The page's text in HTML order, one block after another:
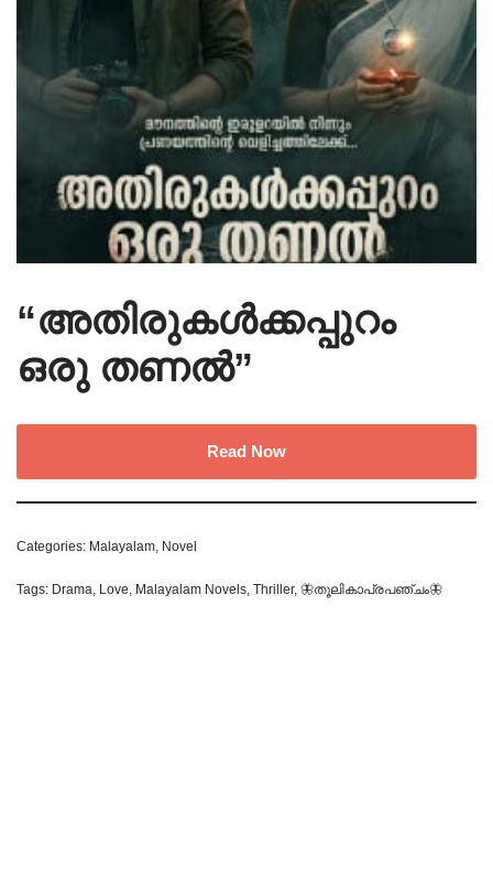
“അതിരുകൾക്കപ്പുറം
ഒരു തണൽ”
Read Now
Categories: Malayalam Novel
Tags: Drama Love Malayalam Novels Thriller, 🦋തൂലികാപ്രപഞ്ചം🦋